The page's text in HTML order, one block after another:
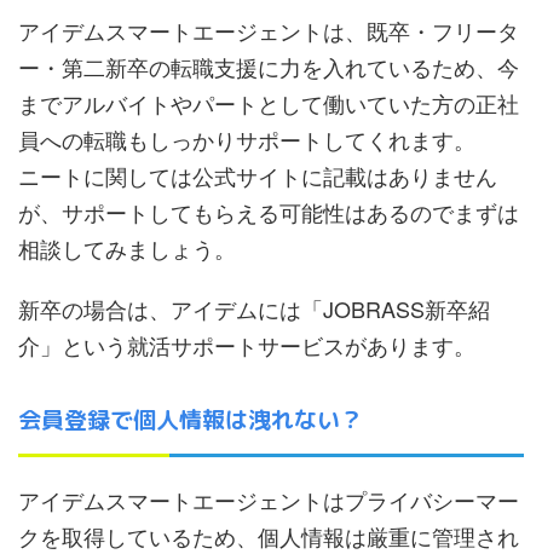
アイデムスマートエージェントは、既卒・フリータ
ー・第二新卒の転職支援に力を入れているため、今
までアルバイトやパートとして働いていた方の正社
員への転職もしっかりサポートしてくれます。
ニートに関しては公式サイトに記載はありません
が、サポートしてもらえる可能性はあるのでまずは
相談してみましょう。
新卒の場合は、アイデムには「JOBRASS新卒紹
介」という就活サポートサービスがあります。
会員登録で個人情報は洩れない？
アイデムスマートエージェントはプライバシーマー
クを取得しているため、個人情報は厳重に管理され